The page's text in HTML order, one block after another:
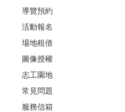
導覽預約
活動報名
場地租借
圖像授權
志工園地
常見問題
服務信箱